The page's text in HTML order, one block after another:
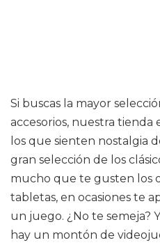
Si buscas la mayor
accesorios, nuestra tienda
los que sienten nostalgia
gran selección de los
mucho que te gusten los
tabletas, en ocasiones te
un juego. ¿No te semeja?
hay un montón de